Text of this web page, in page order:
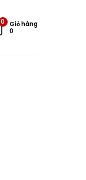
0 Giỏ hàng
0